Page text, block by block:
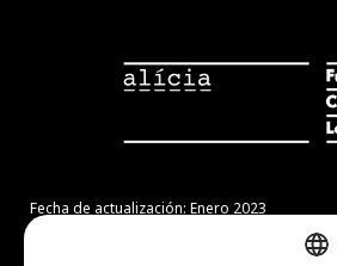
Fecha de actualización: Enero 2023